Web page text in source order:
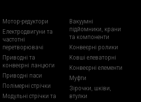
Мотор-редуктори
Електродвигуни та
частотні
перетворювачі
Приводні та
конвеєрні ланцюги
Приводні паси
Полімерні стрічки
Модульні стрічки та
Вакуумні
підйомники, крани
та компоненти
Конвеєрні ролики
Ковші елеваторні
Конвеєрні елементи
Муфти
Зірочки, шківи,
втулки